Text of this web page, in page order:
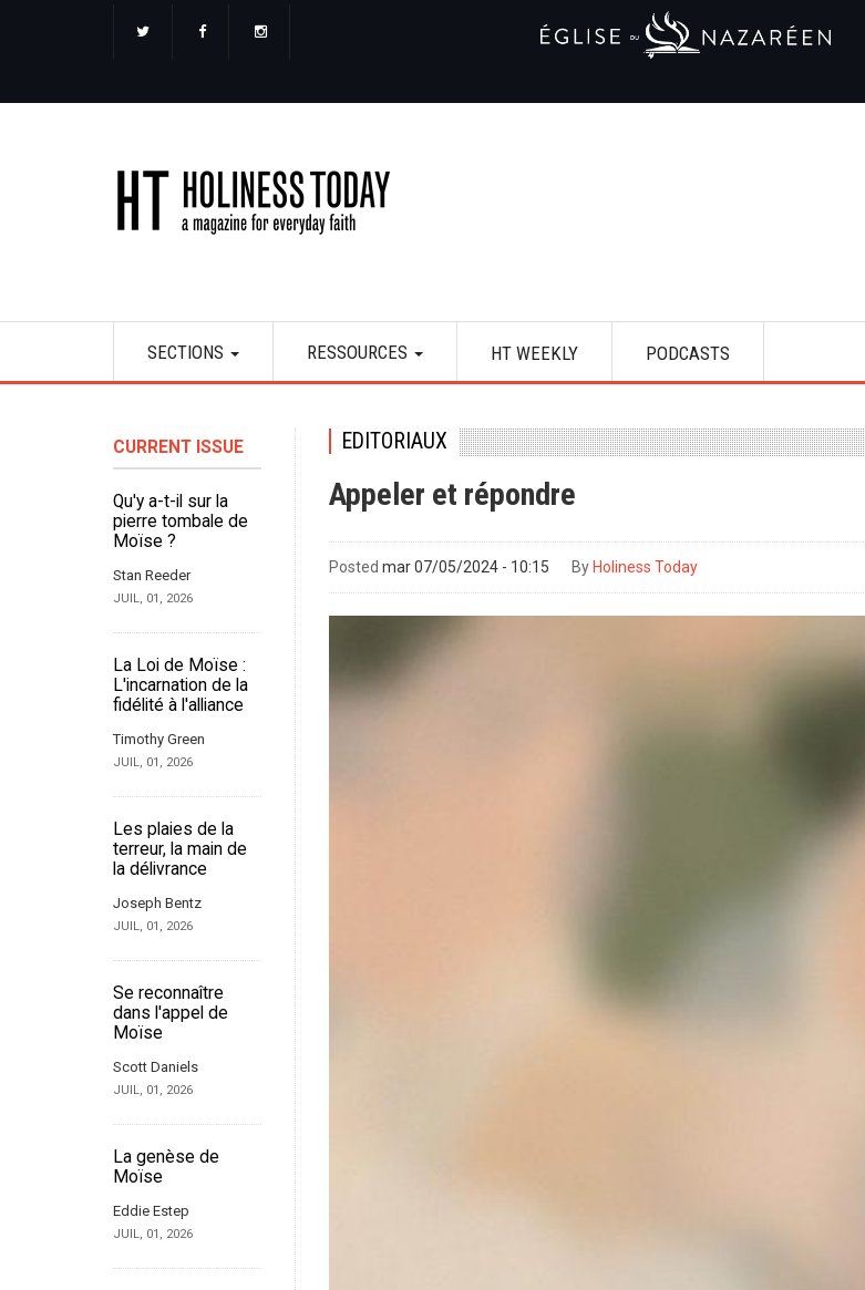
navigation
SECTIONS RESSOURCES HT WEEKLY PODCASTS
CURRENT ISSUE
Qu'y a-t-il sur la
pierre tombale de
Moïse ?
Stan Reeder
JUIL, 01, 2026
La Loi de Moïse :
L'incarnation de la
fidélité à l'alliance
Timothy Green
JUIL, 01, 2026
Les plaies de la
terreur, la main de
la délivrance
Joseph Bentz
JUIL, 01, 2026
Se reconnaître
dans l'appel de
Moïse
Scott Daniels
JUIL, 01, 2026
La genèse de
Moïse
Eddie Estep
JUIL, 01, 2026
EDITORIAUX
Appeler et répondre
Posted mar 07/05/2024 - 10:15 By Holiness Today